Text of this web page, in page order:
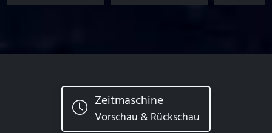
Zeitmaschine
Vorschau & Rückschau